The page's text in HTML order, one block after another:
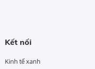
Kết nối
Kinh tế xanh